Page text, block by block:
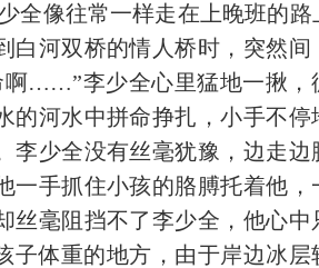
全像往常一样走在上晚班的路
白河双桥的情人桥时，突然间
啊……”李少全心里猛地一揪，
的河水中拼命挣扎，小手不停
李少全没有丝毫犹豫，边走边
一手抓住小孩的胳膊托着他，
丝毫阻挡不了李少全，他心中
子体重的地方，由于岸边冰层